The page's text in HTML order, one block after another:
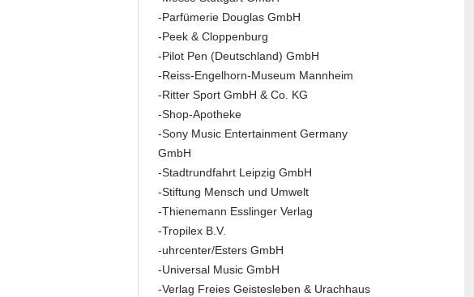
-Parfümerie Douglas GmbH
-Peek & Cloppenburg
-Pilot Pen (Deutschland) GmbH
-Reiss-Engelhorn-Museum Mannheim
-Ritter Sport GmbH & Co. KG
-Shop-Apotheke
-Sony Music Entertainment Germany
GmbH
-Stadtrundfahrt Leipzig GmbH
-Stiftung Mensch und Umwelt
-Thienemann Esslinger Verlag
-Tropilex B.V.
-uhrcenter/Esters GmbH
-Universal Music GmbH
-Verlag Freies Geistesleben & Urachhaus